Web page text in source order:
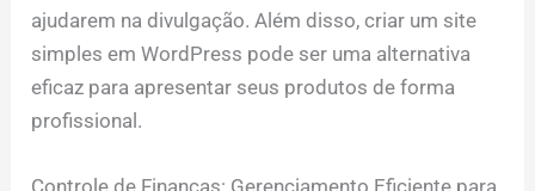
ajudarem na divulgação. Além disso, criar um site
simples em WordPress pode ser uma alternativa
eficaz para apresentar seus produtos de forma
profissional.